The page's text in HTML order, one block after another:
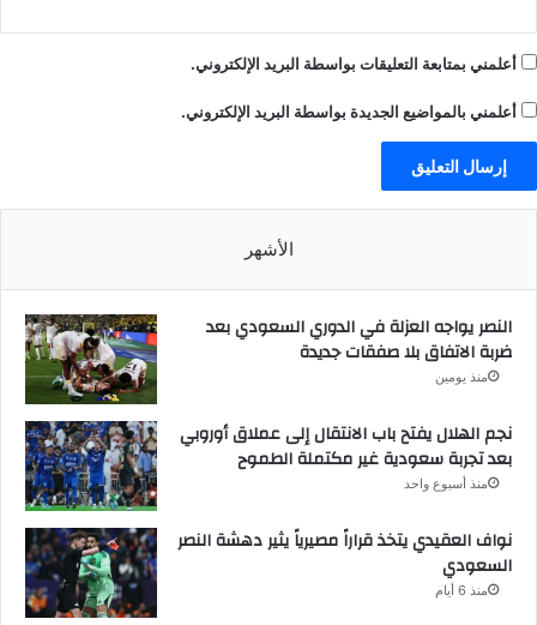
أعلمني بمتابعة التعليقات بواسطة البريد الإلكتروني.
أعلمني بالمواضيع الجديدة بواسطة البريد الإلكتروني.
الأشهر
النصر يواجه العزلة في الدوري السعودي بعد
ضربة الاتفاق بلا صفقات جديدة
منذ يومين
نجم الهلال يفتح باب الانتقال إلى عملاق أوروبي
بعد تجربة سعودية غير مكتملة الطموح
منذ أسبوع واحد
نواف العقيدي يتخذ قراراً مصيرياً يثير دهشة النصر
السعودي
منذ 6 أيام